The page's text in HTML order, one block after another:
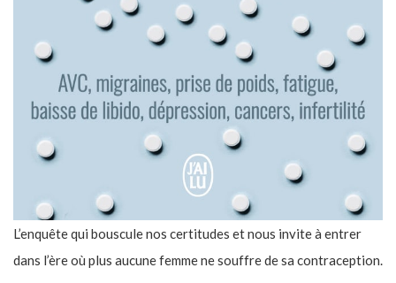
L’enquête qui bouscule nos certitudes et nous invite à entrer
dans l’ère où plus aucune femme ne souffre de sa contraception.